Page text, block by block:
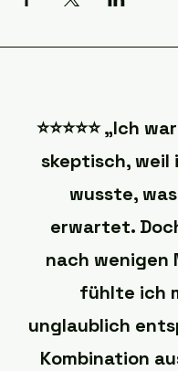
⭐️⭐️⭐️⭐️⭐️ „Ich
skeptisch, weil
wusste,
erwartet.
nach wenigen
fühlte ich
unglaublich
Kombination